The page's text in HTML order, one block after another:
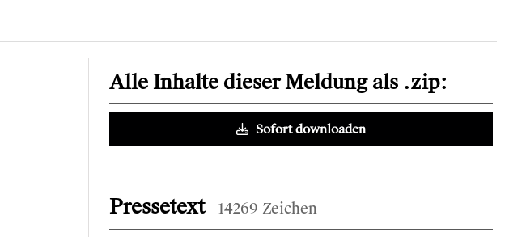
Alle Inhalte dieser Meldung als .zip:
Sofort downloaden
Pressetext 14269 Zeichen